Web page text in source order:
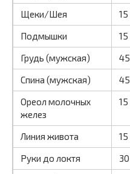
Щеки/Шея 15
Подмышки
15
Грудь (мужская)
45
Спина (мужская)
45
Ореол молочных
желез
15
Линия живота 15
Руки до локтя
30